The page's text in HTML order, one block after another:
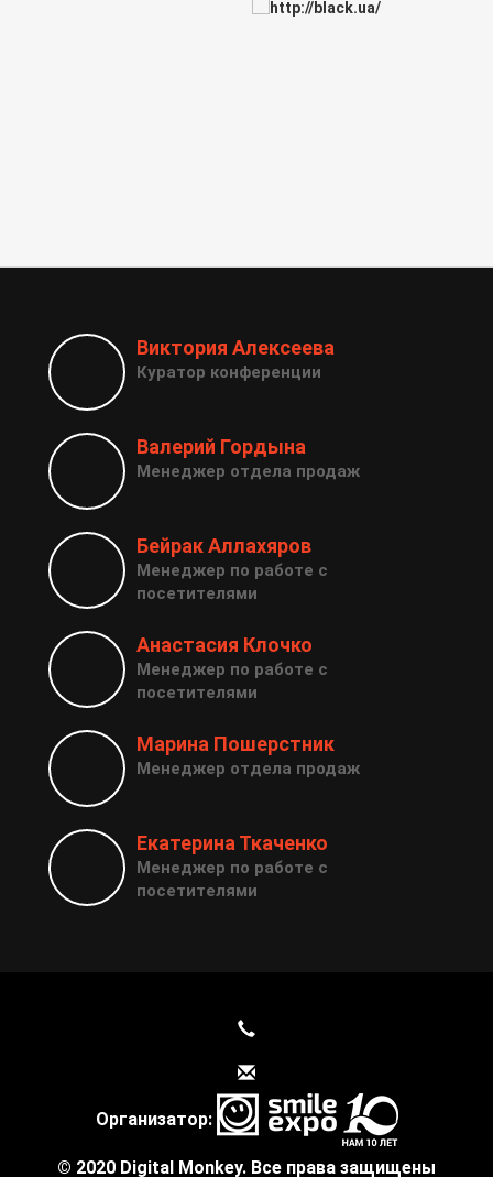
Виктория Алексеева
Куратор конференции
Валерий Гордына
Менеджер отдела продаж
Бейрак Аллахяров
Менеджер по работе с
посетителями
Анастасия Клочко
Менеджер по работе с
посетителями
Марина Пошерстник
Менеджер отдела продаж
Екатерина Ткаченко
Менеджер по работе с
посетителями
Организатор:
© 2020 Digital Monkey. Все права защищены